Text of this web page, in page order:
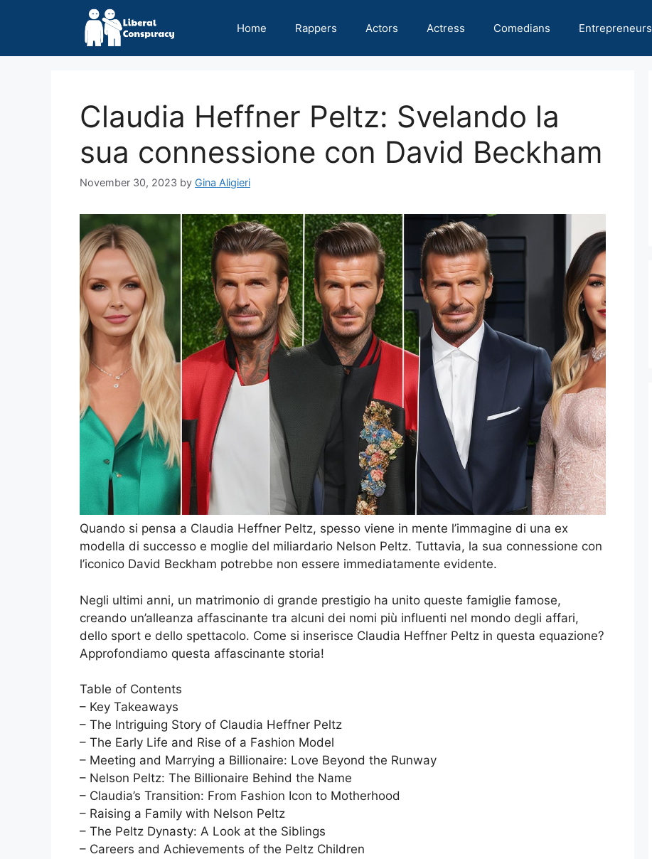
Home Rappers Actors Actress Comedians Entrepreneurs
Claudia Heffner Peltz: Svelando la
sua connessione con David Beckham
November 30, 2023 by Gina Aligieri
Quando si pensa a Claudia Heffner Peltz, spesso viene in mente l’immagine di una ex
modella di successo e moglie del miliardario Nelson Peltz. Tuttavia, la sua connessione con
l’iconico David Beckham potrebbe non essere immediatamente evidente.
Negli ultimi anni, un matrimonio di grande prestigio ha unito queste famiglie famose,
creando un’alleanza affascinante tra alcuni dei nomi più influenti nel mondo degli affari,
dello sport e dello spettacolo. Come si inserisce Claudia Heffner Peltz in questa equazione?
Approfondiamo questa affascinante storia!
Table of Contents
– Key Takeaways
– The Intriguing Story of Claudia Heffner Peltz
– The Early Life and Rise of a Fashion Model
– Meeting and Marrying a Billionaire: Love Beyond the Runway
– Nelson Peltz: The Billionaire Behind the Name
– Claudia’s Transition: From Fashion Icon to Motherhood
– Raising a Family with Nelson Peltz
– The Peltz Dynasty: A Look at the Siblings
– Careers and Achievements of the Peltz Children